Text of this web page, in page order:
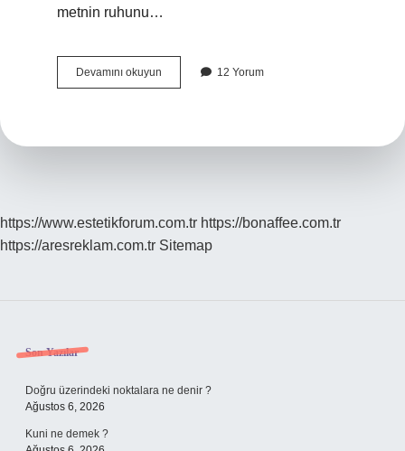
metnin ruhunu…
Devamını okuyun
nedir
12 Yorum
https://www.estetikforum.com.tr https://bonaffee.com.tr
https://aresreklam.com.tr Sitemap
Sidebar
Son Yazılar
Doğru üzerindeki noktalara ne denir ?
Ağustos 6, 2026
Kuni ne demek ?